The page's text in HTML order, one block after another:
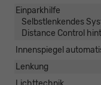
Einparkhilfe
Selbstlenkendes
Distance Control
Innenspiegel
Lenkung